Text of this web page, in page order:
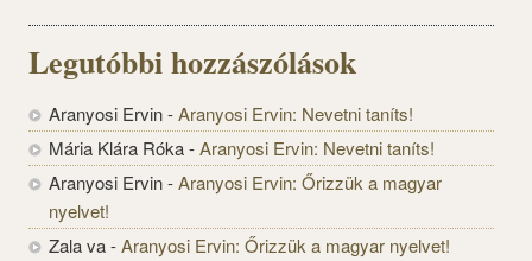
Legutóbbi hozzászólások
Aranyosi Ervin-Aranyosi Ervin: Nevetni taníts!
Mária Klára Róka-Aranyosi Ervin: Nevetni taníts!
Aranyosi Ervin-Aranyosi Ervin: Őrizzük a magyar
nyelvet!
Zala va-Aranyosi Ervin: Őrizzük a magyar nyelvet!